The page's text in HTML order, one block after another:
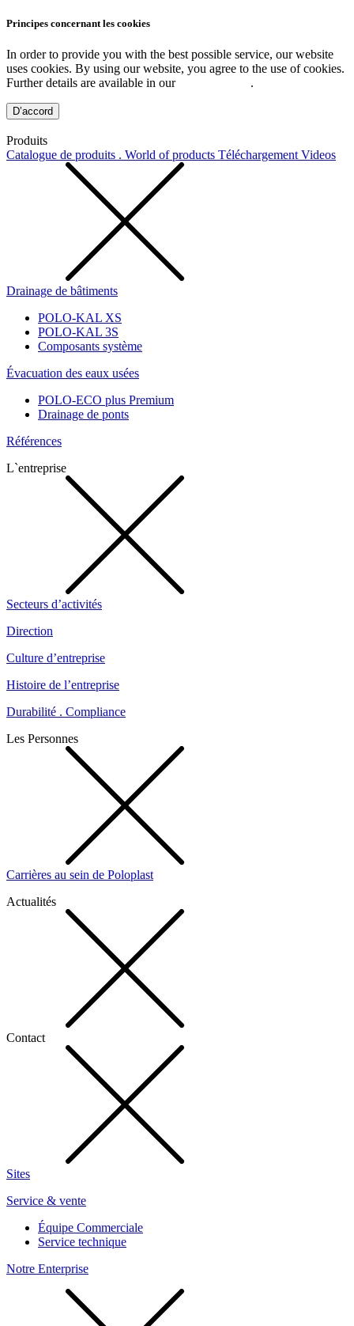
Principes concernant les cookies
In order to provide you with the best possible service, our website
uses cookies. By using our website, you agree to the use of cookies.
Further details are available in our
.
D’accord
Produits
Catalogue de produits . World of products Téléchargement Videos
Drainage de bâtiments
POLO-KAL XS
POLO-KAL 3S
Composants système
Évacuation des eaux usées
POLO-ECO plus Premium
Drainage de ponts
Références
L`entreprise
Secteurs d’activités
Direction
Culture d’entreprise
Histoire de l’entreprise
Durabilité . Compliance
Les Personnes
Carrières au sein de Poloplast
Actualités
Contact
Sites
Service & vente
Équipe Commerciale
Service technique
Notre Enterprise